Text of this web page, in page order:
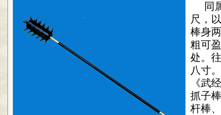
同
尺，
棒身
粗可
处。
八寸
《武
抓子
杆棒